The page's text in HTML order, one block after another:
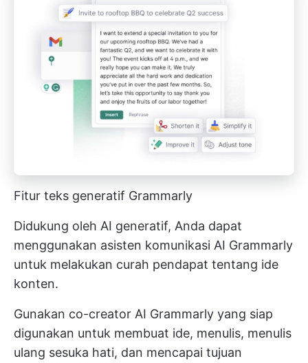
Fitur teks generatif Grammarly
Didukung oleh AI generatif, Anda dapat
menggunakan asisten komunikasi AI Grammarly
untuk melakukan curah pendapat tentang ide
konten.
Gunakan co-creator AI Grammarly yang siap
digunakan untuk membuat ide, menulis, menulis
ulang sesuka hati, dan mencapai tujuan